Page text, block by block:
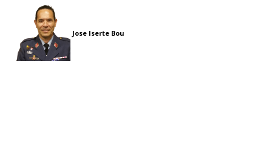
Jose Iserte Bou